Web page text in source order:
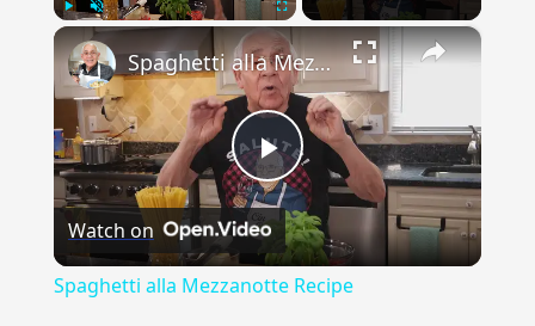
Unmute ×
Play
Video
Spaghetti alla Mezzanotte Recipe
Watch on
Spaghetti alla Mezzanotte Recipe